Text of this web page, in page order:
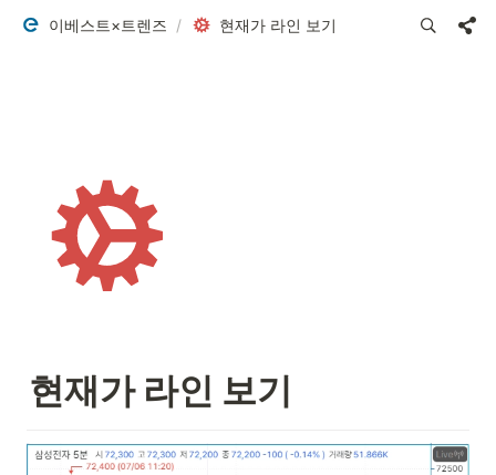
이베스트×트렌즈 / 현재가 라인 보기
현재가 라인 보기